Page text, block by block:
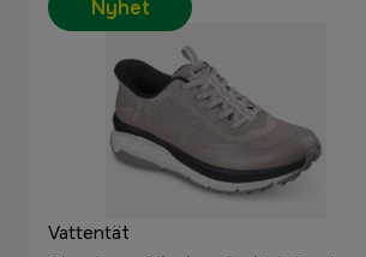
Vattentät
Nyhet